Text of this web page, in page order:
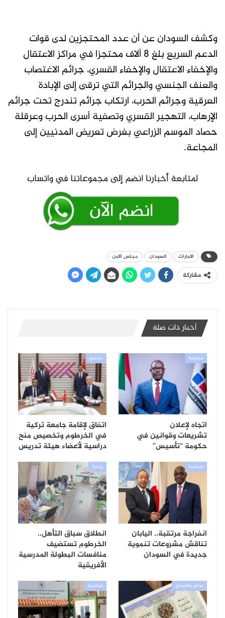
وكشف السودان عن أن عدد المحتجزين لدى قوات
الدعم السريع بلغ 8 ألاف محتجزا في مراكز الاعتقال
والإخفاء الاعتقال والإخفاء القسري، جرائم الاغتصاب
والعنف الجنسي والجرائم التي ترقى إلى الإبادة
العرقية وجرائم الحرب، ارتكاب جرائم تندرج تحت جرائم
الإرهاب، التهجير القسري وتصفية أسرى الحرب وعرقلة
حصاد الموسم الزراعي بغرض تعريض المدنيين إلى
المجاعة.
الامارات السودان مجلس الامن
مشاركة
أخبار ذات صلة
سياسية
اتجاه لإعلان
تشريعات وقوانين في
حكومة “تأسيس”
مجتمع
اتفاق لإقامة جامعة تركية
في الخرطوم وتخصيص منح
دراسية لأعضاء هيئة تدريس
سياسية
انفراجة مرتقبة.. اليابان
تناقش مشروعات تنموية
جديدة في السودان
رياضة
انطلاق سباق التأهل..
الخرطوم تستضيف
منافسات البطولة المدرسية
الأفريقية
دولي واقليمي سياسية